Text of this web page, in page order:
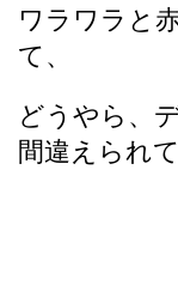
ワラワラと
て、
どうやら、
間違えられ